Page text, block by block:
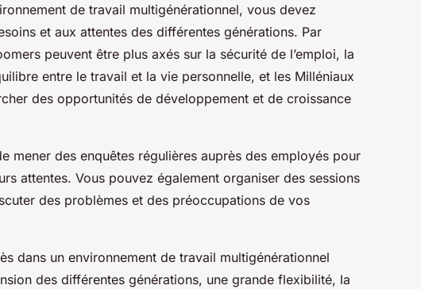
de travail multigénérationnel, vous devez
et aux attentes des différentes générations. Par
peuvent être plus axés sur la sécurité de l’emploi, la
entre le travail et la vie personnelle, et les Milléniaux
des opportunités de développement et de croissance
mener des enquêtes régulières auprès des employés pour
attentes. Vous pouvez également organiser des sessions
des problèmes et des préoccupations de vos
dans un environnement de travail multigénérationnel
des différentes générations, une grande flexibilité, la